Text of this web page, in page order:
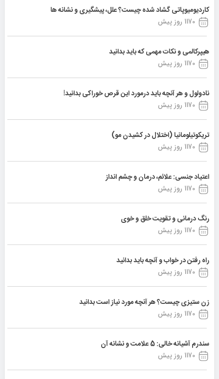
کاردیومیوپاتی گشاد شده چیست؟ علل، پیشگیری و نشانه ها
1170 روز پیش
هیپرکالمی و نکات مهمی که باید بدانید
1170 روز پیش
نادولول و هر آنچه باید درمورد این قرص خوراکی بدانید!
1170 روز پیش
تریکوتیلومانیا (اختلال در کشیدن مو)
1170 روز پیش
اعتیاد جنسی: علائم، درمان و چشم انداز
1170 روز پیش
رنگ درمانی و تقویت خلق و خوی
1170 روز پیش
راه رفتن در خواب و آنچه باید بدانید
1170 روز پیش
زن ستیزی چیست؟ هر آنچه مورد نیاز است بدانید
1170 روز پیش
سندرم آشیانه خالی: 5 علامت و نشانه آن
1170 روز پیش